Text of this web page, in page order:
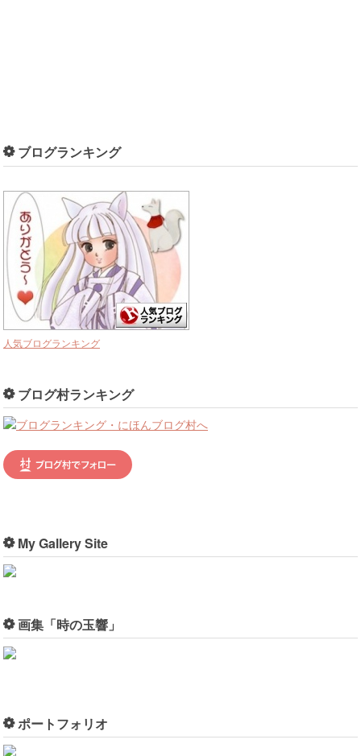
ブログランキング
人気ブログランキング
ブログ村ランキング
My Gallery Site
画集「時の玉響」
ポートフォリオ